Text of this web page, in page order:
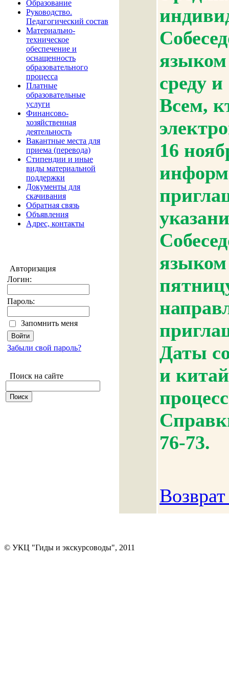
Образование
Руководство.
Педагогический состав
Материально-
техническое
обеспечение и
оснащенность
образовательного
процесса
Платные
образовательные
услуги
Финансово-
хозяйственная
деятельность
Вакантные места для
приема (перевода)
Стипендии и иные
виды материальной
поддержки
Документы для
скачивания
Обратная связь
Объявления
Адрес, контакты
Авторизация
Логин:
Пароль:
Запомнить меня
Забыли свой пароль?
Поиск на сайте
языком
среду
Всем,
16
языком
Даты
и
76-73.
© УКЦ "Гиды и экскурсоводы", 2011